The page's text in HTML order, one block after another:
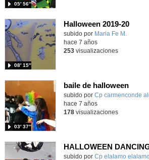
05′ 56″
Halloween 2019-20
subido por Maria Fe M.
08′ 15″
hace 7 años
253visualizaciones
baile de halloween
subido por Cp carmenconde
03′ 37″
hace 7 años
178visualizaciones
HALLOWEEN
subido por Cp elalamo